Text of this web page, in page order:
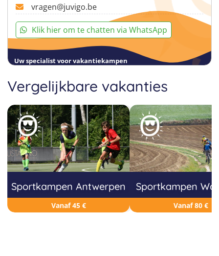
vragen@juvigo.be
Klik hier om te chatten via WhatsApp
Uw specialist voor vakantiekampen
Vergelijkbare vakanties
Sportkampen Antwerpen
Vanaf 45 €
Sportkampen
Vanaf 80 €